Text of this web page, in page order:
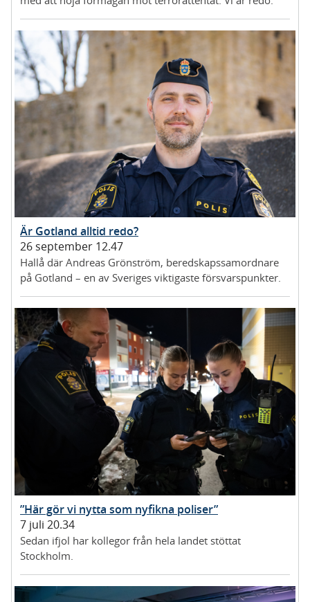
Är Gotland alltid redo?
26 september 12.47
Hallå där Andreas Grönström, beredskapssamordnare
på Gotland – en av Sveriges viktigaste försvarspunkter.
”Här gör vi nytta som nyfikna poliser”
7 juli 20.34
Sedan ifjol har kollegor från hela landet stöttat
Stockholm.